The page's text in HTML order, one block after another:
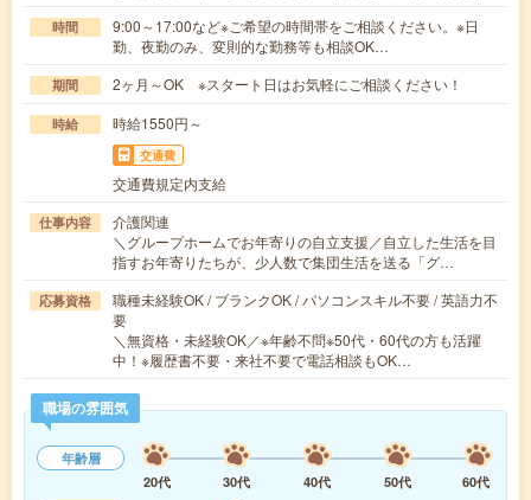
時間
9:00～17:00など※ご希望の時間帯をご相談ください。※日
勤、夜勤のみ、変則的な勤務等も相談OK…
期間 2ヶ月～OK ※スタート日はお気軽にご相談ください！
時給 時給1550円～
交通費
交通費規定内支給
仕事内容
介護関連
＼グループホームでお年寄りの自立支援／自立した生活を目
指すお年寄りたちが、少人数で集団生活を送る「グ…
応募資格
職種未経験OK / ブランクOK / パソコンスキル不要 / 英語力不
要
＼無資格・未経験OK／※年齢不問※50代・60代の方も活躍
中！※履歴書不要・来社不要で電話相談もOK…
職場の雰囲気
年齢層
20代
30代 40代 50代
60代